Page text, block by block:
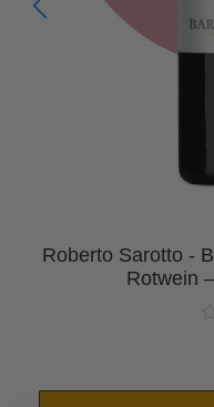
Roberto Sarotto -
Rotwein